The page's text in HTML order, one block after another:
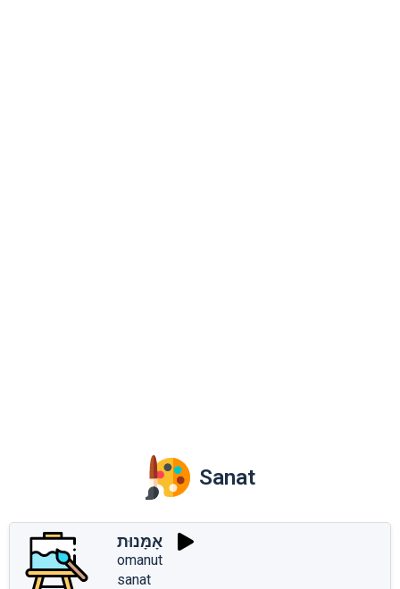
Sanat
אָמָּנוּת
omanut
sanat